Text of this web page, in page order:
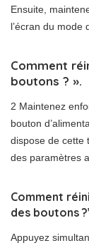
Ensuite,
l’écran du mode
Comment
boutons ? ».
2 Maintenez
bouton
dispose de cette
des paramètres
Comment
des boutons
Appuyez